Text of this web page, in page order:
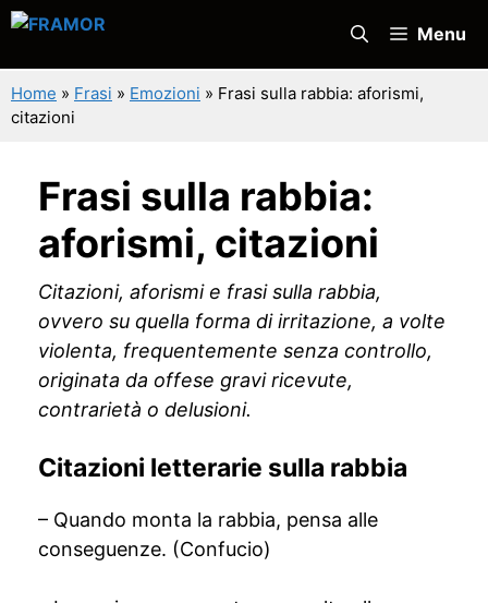
Vai
contenuto
Menu
Home » Frasi » Emozioni » Frasi sulla rabbia: aforismi,
citazioni
Frasi sulla rabbia:
aforismi, citazioni
Citazioni, aforismi e frasi sulla rabbia,
ovvero su quella forma di irritazione, a volte
violenta, frequentemente senza controllo,
originata da offese gravi ricevute,
contrarietà o delusioni.
Citazioni letterarie sulla rabbia
– Quando monta la rabbia, pensa alle
conseguenze. (Confucio)